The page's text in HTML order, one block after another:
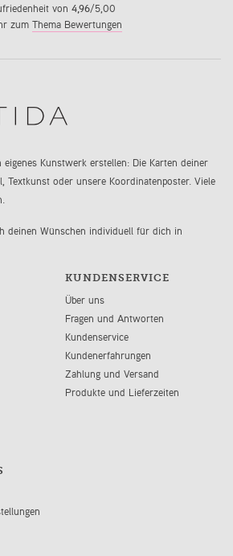
von 4,96/5,00
zum Thema Bewertungen
Kunstwerk erstellen: Die Karten deiner
Textkunst oder unsere Koordinatenposter. Viele
deinen Wünschen individuell für dich in
KUNDENSERVICE
Über uns
Fragen und Antworten
Kundenservice
Kundenerfahrungen
Zahlung und Versand
Produkte und Lieferzeiten